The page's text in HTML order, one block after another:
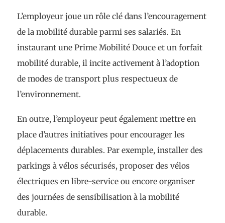
L’employeur joue un rôle clé dans l’encouragement
de la mobilité durable parmi ses salariés. En
instaurant une Prime Mobilité Douce et un forfait
mobilité durable, il incite activement à l’adoption
de modes de transport plus respectueux de
l’environnement.
En outre, l’employeur peut également mettre en
place d’autres initiatives pour encourager les
déplacements durables. Par exemple, installer des
parkings à vélos sécurisés, proposer des vélos
électriques en libre-service ou encore organiser
des journées de sensibilisation à la mobilité
durable.